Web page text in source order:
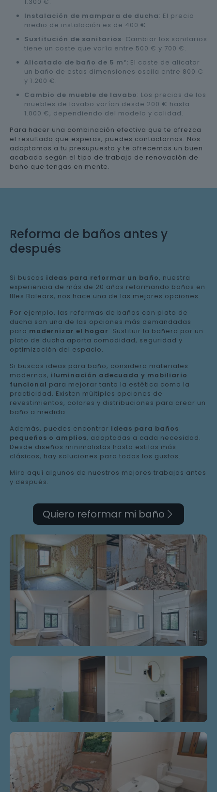
Instalación de mampara de ducha: El precio
medio de instalación es de 400 €.
Sustitución de sanitarios: Cambiar los sanitarios
tiene un coste que varía entre 500 € y 700 €.
Alicatado de baño de 5 m²: El coste de alicatar
un baño de estas dimensiones oscila entre 800 €
y 1.200 €.
Cambio de mueble de lavabo: Los precios de los
muebles de lavabo varían desde 200 € hasta
1.000 €, dependiendo del modelo y calidad.
Para hacer una combinación efectiva que te ofrezca
el resultado que esperas, puedes contactarnos. Nos
adaptamos a tu presupuesto y te ofrecemos un buen
acabado según el tipo de trabajo de renovación de
baño que tengas en mente.
Reforma de baños antes y
después
Si buscas ideas para reformar un baño, nuestra
experiencia de más de 20 años reformando baños en
Illes Balears, nos hace una de las mejores opciones.
Por ejemplo, las reformas de baños con plato de
ducha son una de las opciones más demandadas
para modernizar el hogar. Sustituir la bañera por un
plato de ducha aporta comodidad, seguridad y
optimización del espacio.
Si buscas ideas para baño, considera materiales
modernos, iluminación adecuada y mobiliario
funcional para mejorar tanto la estética como la
practicidad. Existen múltiples opciones de
revestimientos, colores y distribuciones para crear un
baño a medida.
Además, puedes encontrar ideas para baños
pequeños o amplios, adaptadas a cada necesidad.
Desde diseños minimalistas hasta estilos más
clásicos, hay soluciones para todos los gustos.
Mira aquí algunos de nuestros mejores trabajos antes
y después.
Quiero reformar mi baño